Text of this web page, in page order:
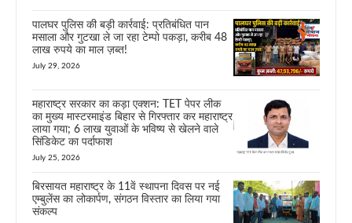
पालघर पुलिस की बड़ी कार्रवाई: प्रतिबंधित पान
मसाला और गुटखा ले जा रहा टेम्पो पकड़ा, करीब 48
लाख रुपये का माल ज़ब्त!
July 29, 2026
महाराष्ट्र सरकार का कड़ा एक्शन: TET पेपर लीक
का मुख्य मास्टरमाइंड बिहार से गिरफ्तार कर महाराष्ट्र
लाया गया; 6 लाख युवाओं के भविष्य से खेलने वाले
सिंडिकेट का पर्दाफाश
July 25, 2026
बिरसायत महाराष्ट्र के 11वें स्थापना दिवस पर नई
एम्बुलेंस का लोकार्पण, संगठन विस्तार का लिया गया
संकल्प